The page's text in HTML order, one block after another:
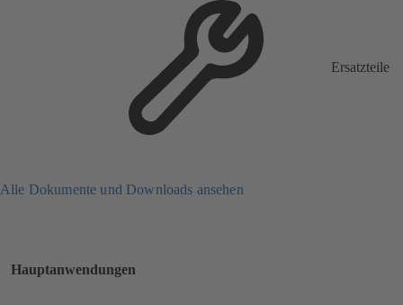
Ersatzteile
Alle Dokumente und Downloads ansehen
Hauptanwendungen